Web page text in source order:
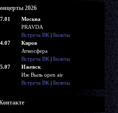
2026
Москва
PRAVDA
Встреча ВК | Билеты
Киров
Атмосфера
Встреча ВК | Билеты
Ижевск
Иж Выль open air
Встреча ВК | Билеты